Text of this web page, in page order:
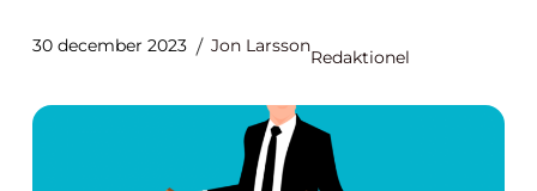
30 december 2023 Jon Larsson
Redaktionel